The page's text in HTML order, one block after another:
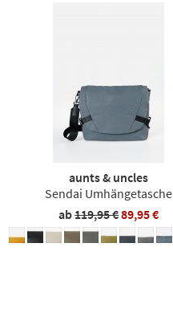
aunts & uncles
Sendai Umhängetasche
ab119,95 €89,95 €